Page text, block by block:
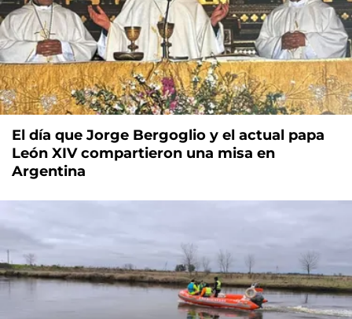
El día que Jorge Bergoglio y el actual papa
León XIV compartieron una misa en
Argentina